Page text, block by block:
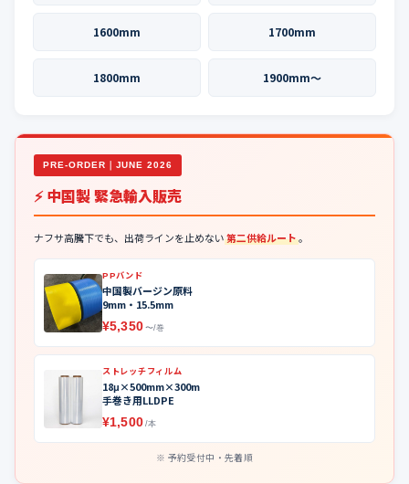
1600mm 1700mm
1800mm 1900mm〜
PRE-ORDER｜JUNE 2026
⚡ 中国製 緊急輸入販売
ナフサ高騰下でも、出荷ラインを止めない第二供給ルート。
PPバンド
中国製バージン原料
9mm・15.5mm
¥5,350 〜/巻
ストレッチフィルム
18μ×500mm×300m
手巻き用LLDPE
¥1,500 /本
予約受付中・先着順